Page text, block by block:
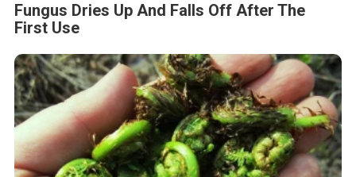
Fungus Dries Up And Falls Off After The
First Use